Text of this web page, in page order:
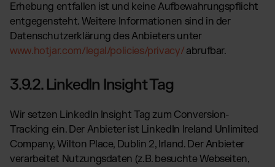
Erhebung entfallen ist und keine Aufbewahrungspflicht
entgegensteht. Weitere Informationen sind in der
Datenschutzerklärung des Anbieters unter
www.hotjar.com/legal/policies/privacy/abrufbar.
3.9.2. LinkedIn Insight Tag
Wir setzen LinkedIn Insight Tag zum Conversion-
Tracking ein. Der Anbieter ist LinkedIn Ireland Unlimited
Company, Wilton Place, Dublin 2, Irland. Der Anbieter
verarbeitet Nutzungsdaten (z.B. besuchte Webseiten,